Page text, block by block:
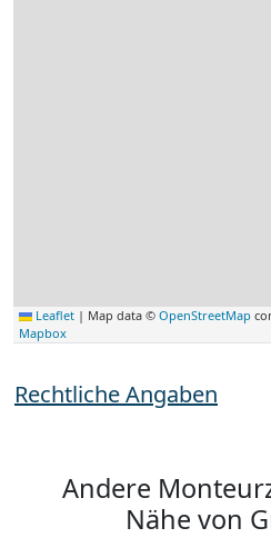
Leaflet | Map data © OpenStreetMap
Mapbox
Rechtliche Angaben
Andere
Nähe von